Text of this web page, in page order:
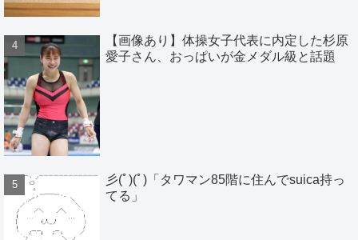
【画像あり】体操女子代表に内定した杉原
愛子さん、おっぱいが金メダル級と話題
彡(ﾟ)(ﾟ)「タワマン85階に住んでsuica持っ
てる」